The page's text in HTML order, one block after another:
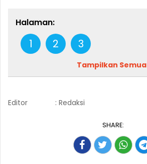
Halaman:
1 2 3
Tampilkan Semua
Editor : Redaksi
SHARE: